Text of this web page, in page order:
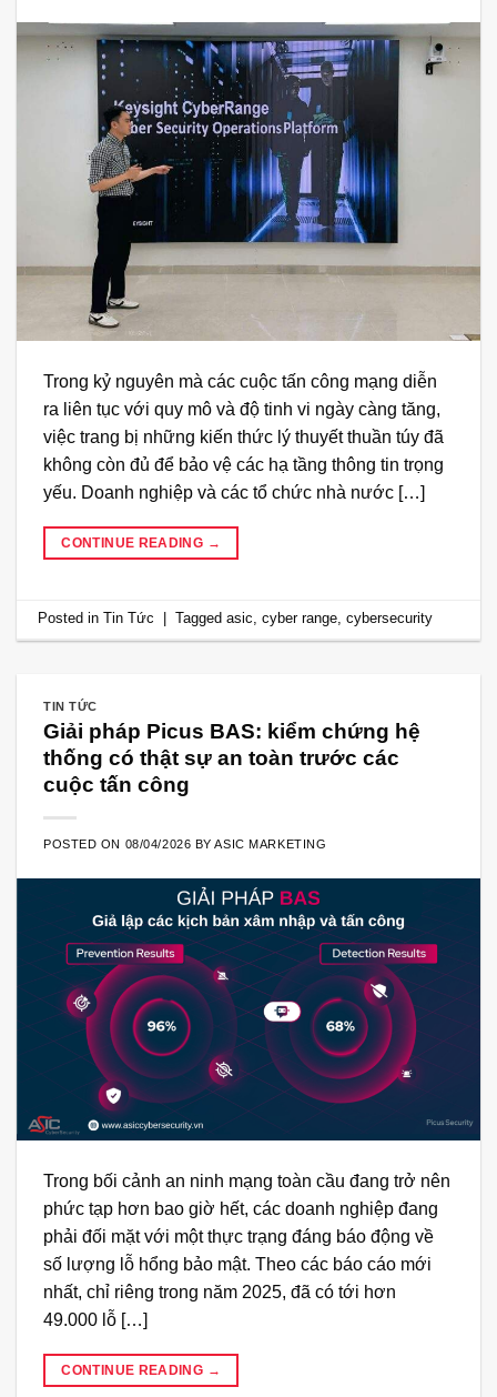
Trong kỷ nguyên mà các cuộc tấn công mạng diễn
ra liên tục với quy mô và độ tinh vi ngày càng tăng,
việc trang bị những kiến thức lý thuyết thuần túy đã
không còn đủ để bảo vệ các hạ tầng thông tin trọng
yếu. Doanh nghiệp và các tổ chức nhà nước […]
CONTINUE READING →
Posted inTin Tức Taggedasic,cyber range,cybersecurity
TIN TỨC
Giải pháp Picus BAS: kiểm chứng hệ
thống có thật sự an toàn trước các
cuộc tấn công
POSTED ON 08/04/2026 BYASIC MARKETING
Trong bối cảnh an ninh mạng toàn cầu đang trở nên
phức tạp hơn bao giờ hết, các doanh nghiệp đang
phải đối mặt với một thực trạng đáng báo động về
số lượng lỗ hổng bảo mật. Theo các báo cáo mới
nhất, chỉ riêng trong năm 2025, đã có tới hơn
49.000 lỗ […]
CONTINUE READING →